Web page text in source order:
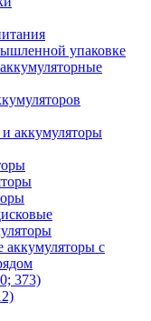
упаковке
аккумуляторы
аккумуляторы с
373)